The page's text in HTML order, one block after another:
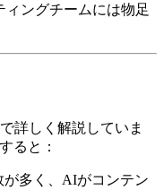
ングチームには物足
詳しく解説していま
ると：
が多く、AIがコンテン